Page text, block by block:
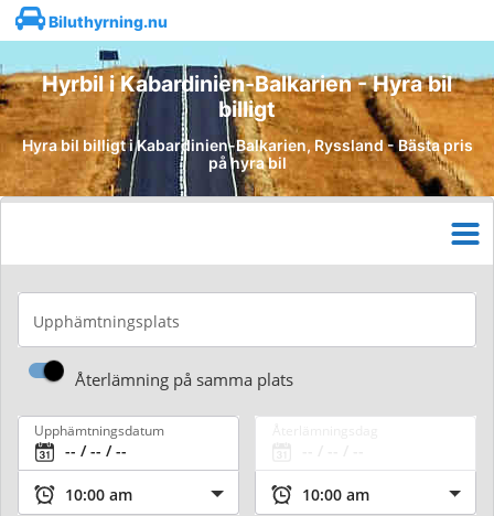
Biluthyrning.nu
Hyrbil i Kabardinien-Balkarien - Hyra bil
billigt
Hyra bil billigt i Kabardinien-Balkarien, Ryssland - Bästa pris
på hyra bil
Upphämtningsplats
Återlämning på samma plats
Upphämtningsdatum